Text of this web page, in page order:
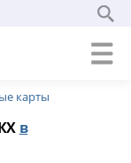
карты
в